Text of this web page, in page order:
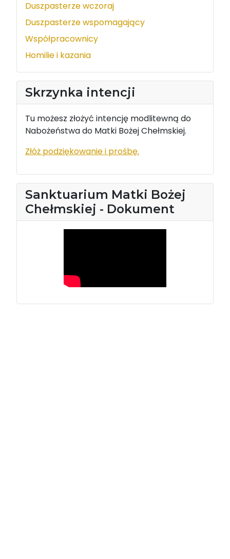
Duszpasterze wczoraj
Duszpasterze wspomagający
Współpracownicy
Homilie i kazania
Skrzynka intencji
Tu możesz złożyć intencję modlitewną do
Nabożeństwa do Matki Bożej Chełmskiej.
Złóż podziękowanie i prośbę.
Sanktuarium Matki Bożej
Chełmskiej - Dokument